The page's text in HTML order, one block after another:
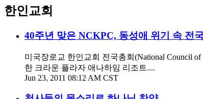
한인교회
40주년 맞은 NCKPC, 동성애 위기 속 전
미국장로교 한인교회 전국총회(National Council
한 크라운 플라자 애나하임 리조트....
Jun 23, 2011 08:12 AM CST